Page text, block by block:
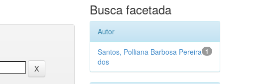
Busca facetada
Autor
1
Santos, Polliana Barbosa Pereira
dos